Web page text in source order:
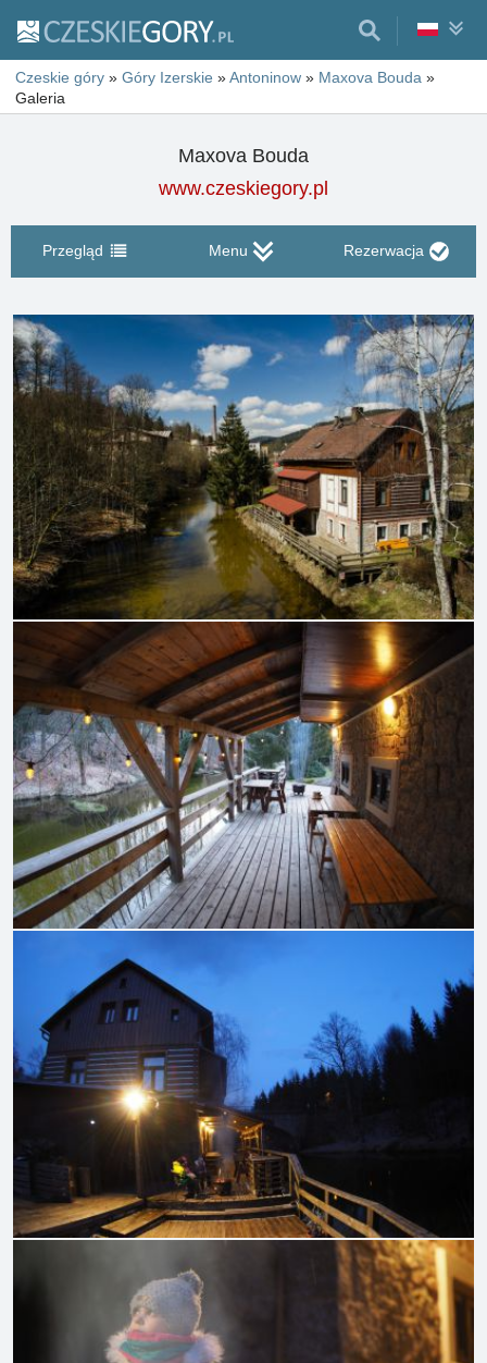
Czeskie góry » Góry Izerskie »Antoninow » Maxova Bouda »
Galeria
Maxova Bouda
www.czeskiegory.pl
Przegląd Menu Rezerwacja